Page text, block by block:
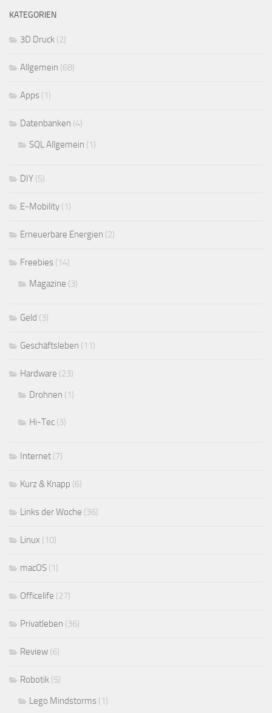
KATEGORIEN
3D Druck (2)
Allgemein (68)
Apps (1)
Datenbanken (4)
SQL Allgemein (1)
DIY (5)
E-Mobility (1)
Erneuerbare Energien (2)
Freebies (14)
Magazine (3)
Geld (3)
Geschäftsleben (11)
Hardware (23)
Drohnen (1)
Hi-Tec (3)
Internet (7)
Kurz & Knapp (6)
Links der Woche (36)
Linux (10)
macOS (1)
Officelife (27)
Privatleben (36)
Review (6)
Robotik (5)
Lego Mindstorms (1)